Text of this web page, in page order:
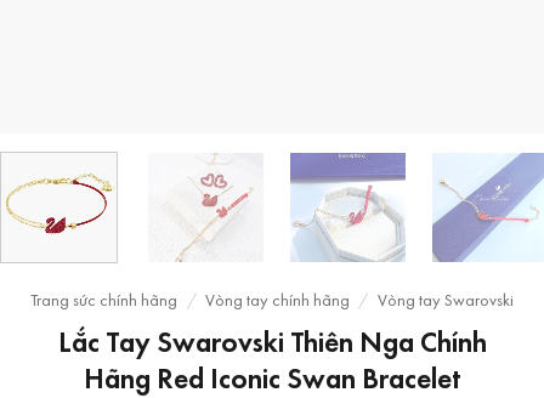
Trang sức chính hãng / Vòng tay chính hãng / Vòng tay Swarovski
Lắc Tay Swarovski Thiên Nga Chính
Hãng Red Iconic Swan Bracelet